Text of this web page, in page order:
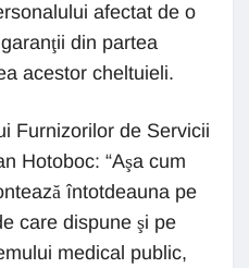
afectat de o
din partea
acestor cheltuieli.
Furnizorilor de Servicii
Hotoboc: “Aşa cum
întotdeauna pe
care dispune şi pe
medical public,